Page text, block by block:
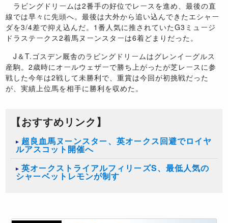
ラビングドリームは2番手の好位でレースを進め、最後の直
線では早々に先頭へ。最後は大外から追い込んできたエシャー
ダを3/4差で抑え込んだ。1番人気に推されていたG3ミュージ
ドラステークス2着馬ヌーンスターは6着どまりだった。
J＆T.ゴスデン厩舎のラビングドリームはグレンイーグルス
産駒。2歳時にオールウェザーで勝ち上がったが芝レースに参
戦した今年は2戦して未勝利で、重賞は今回が初挑戦だった
が、実績上位馬を相手に勝利を収めた。
【おすすめリンク】
超良血馬ヌーンスター、英オークス回避でロイヤ
ルアスコット開催へ
英オークストライアルフィリーズS、最低人気の
シャーベットレモンが制す